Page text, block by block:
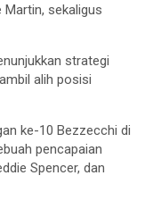
sekaligus
strategi
alih posisi
ke-10 Bezzecchi di
pencapaian
Spencer, dan